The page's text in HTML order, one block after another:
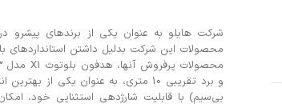
شرکت هایلو به عنوان یکی از برندهای پیشرو
محصولات این شرکت بدلیل داشتن استانداردهای